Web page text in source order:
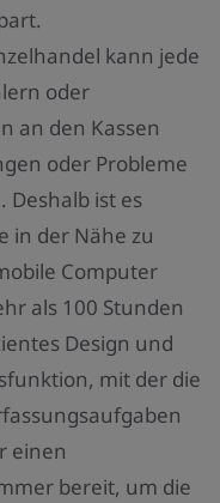
kann jede
oder
an den Kassen
oder Probleme
Deshalb ist es
in der Nähe zu
Computer
als 100 Stunden
Design und
mit der die
einen
bereit, um die